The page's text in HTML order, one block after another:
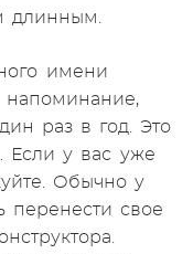
длинным.
имени
напоминание,
раз в год. Это
Если у вас уже
Обычно у
перенести свое